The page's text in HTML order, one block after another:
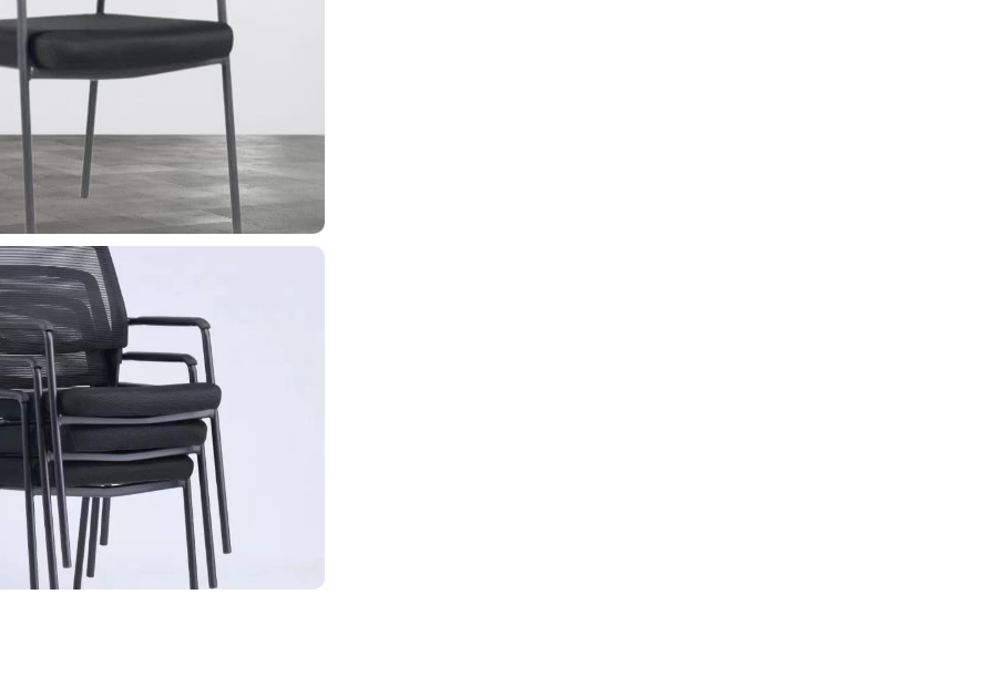
חפשו